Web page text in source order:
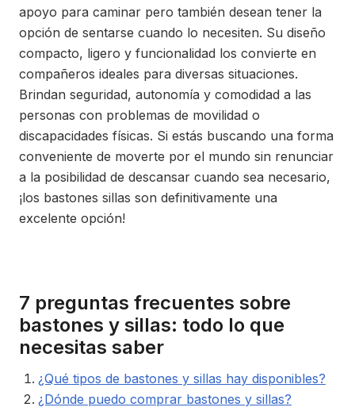
apoyo para caminar pero también desean tener la
opción de sentarse cuando lo necesiten. Su diseño
compacto, ligero y funcionalidad los convierte en
compañeros ideales para diversas situaciones.
Brindan seguridad, autonomía y comodidad a las
personas con problemas de movilidad o
discapacidades físicas. Si estás buscando una forma
conveniente de moverte por el mundo sin renunciar
a la posibilidad de descansar cuando sea necesario,
¡los bastones sillas son definitivamente una
excelente opción!
7 preguntas frecuentes sobre
bastones y sillas: todo lo que
necesitas saber
¿Qué tipos de bastones y sillas hay disponibles?
¿Dónde puedo comprar bastones y sillas?